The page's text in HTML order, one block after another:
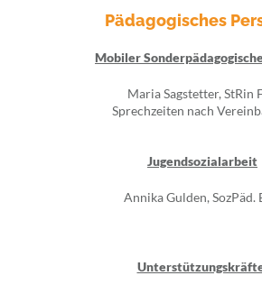
Pädagogisches
Mobiler
Maria Sagstetter, StRin
Sprechzeiten nach
Jugendsozialarbeit
Annika Gulden, SozPäd.